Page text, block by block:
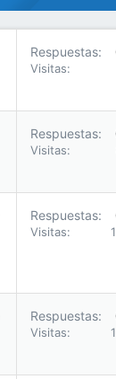
Respuestas
Visitas
Respuestas
Visitas
Respuestas
Visitas
Respuestas
Visitas